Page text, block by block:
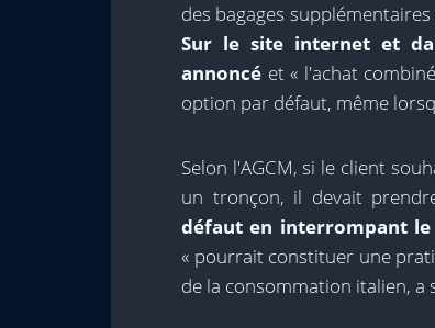
des bagages
Sur le site internet et
annoncé et « l'achat
option par défaut, même
Selon l'AGCM, si le client
un tronçon, il devait
défaut en interrompant le
« pourrait constituer une
de la consommation italien, a